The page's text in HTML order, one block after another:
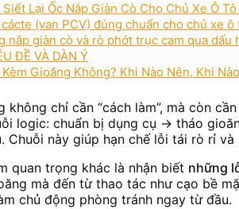
Lại Ốc Nắp Giàn Cò Cho Chủ Xe Ô
(van PCV) đúng chuẩn cho chủ xe
nắp giàn cò và rò phớt trục cam qua dấu
ĐỀ VÀ DÀN Ý
Gioăng Không? Khi Nào Nên, Khi
chỉ cần “cách làm”, mà còn cần
logic: chuẩn bị dụng cụ → tháo
này giúp hạn chế lỗi tái rò rỉ và
quan trọng khác là nhận biết những
mà đến từ thao tác như cạo bề
chủ động phòng tránh ngay từ đầu.